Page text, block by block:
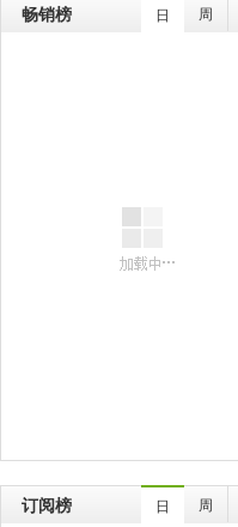
畅销榜 日 周
订阅榜 日 周